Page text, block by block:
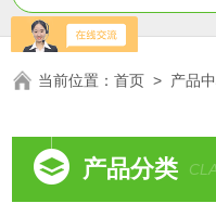
当前位置：首页 > 产品
产品分类